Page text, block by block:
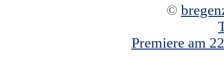
©
Premiere am